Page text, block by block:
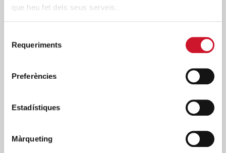
que heu fet dels seus serveis.
Requeriments
Preferències
Estadístiques
Màrqueting
AMB COR
+